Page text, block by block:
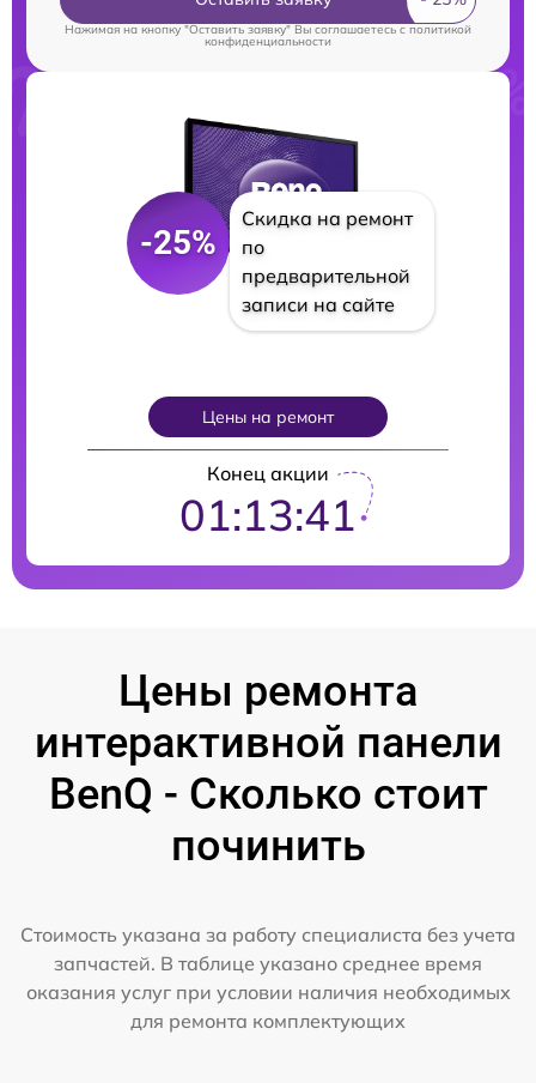
Нажимая на кнопку "Оставить заявку" Вы соглашаетесь cполитикой
конфиденциальности
-25%
Скидка на ремонт
по
предварительной
записи на сайте
Цены на ремонт
Конец акции
01:13:39
Цены ремонта
интерактивной панели
BenQ - Сколько стоит
починить
Стоимость указана за работу специалиста без учета
запчастей. В таблице указано среднее время
оказания услуг при условии наличия необходимых
для ремонта комплектующих